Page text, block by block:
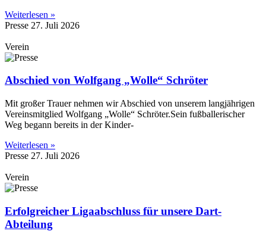
Weiterlesen »
Presse 27. Juli 2026
Verein
Abschied von Wolfgang „Wolle“ Schröter
Mit großer Trauer nehmen wir Abschied von unserem langjährigen
Vereinsmitglied Wolfgang „Wolle“ Schröter.Sein fußballerischer
Weg begann bereits in der Kinder-
Weiterlesen »
Presse 27. Juli 2026
Verein
Erfolgreicher Ligaabschluss für unsere Dart-
Abteilung